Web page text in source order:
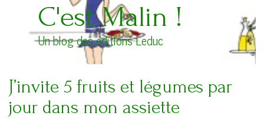
C'est Malin !
Un blog des éditions Leduc
J’invite 5 fruits et légumes par
jour dans mon assiette